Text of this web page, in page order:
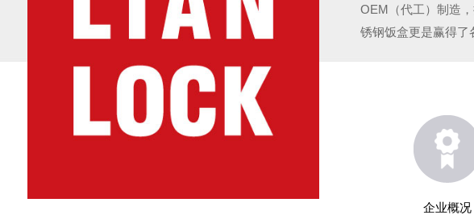
OEM（代工）制造
锈钢饭盒更是赢得了
企业概况